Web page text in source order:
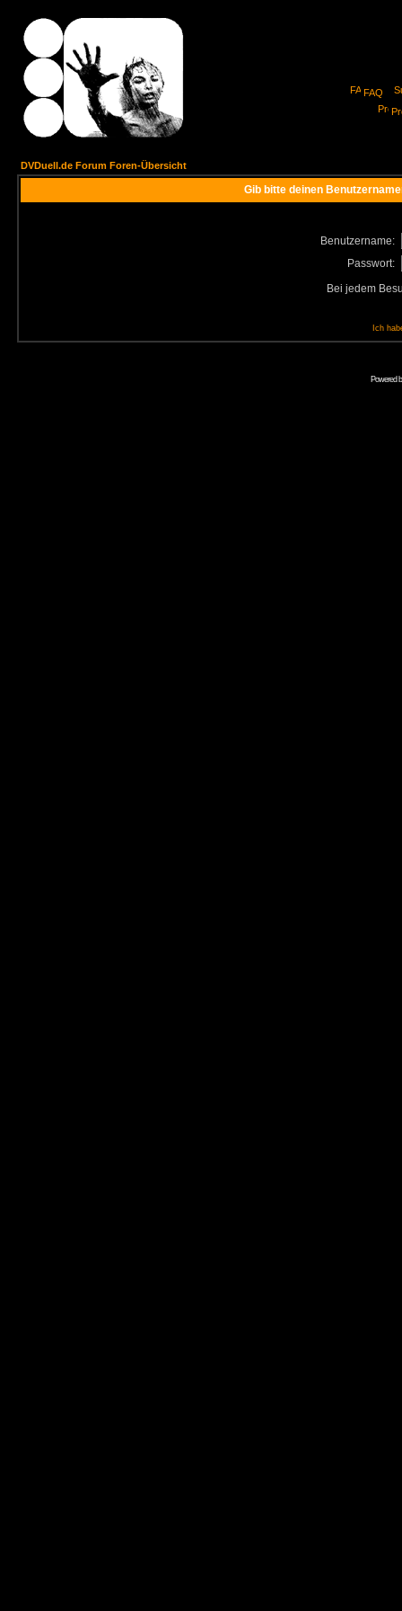
FAQ
DVDuell.de Forum Foren-Übersicht
Gib bitte deinen
Benutzername:
Passwort:
Bei jedem
Ich
Powered